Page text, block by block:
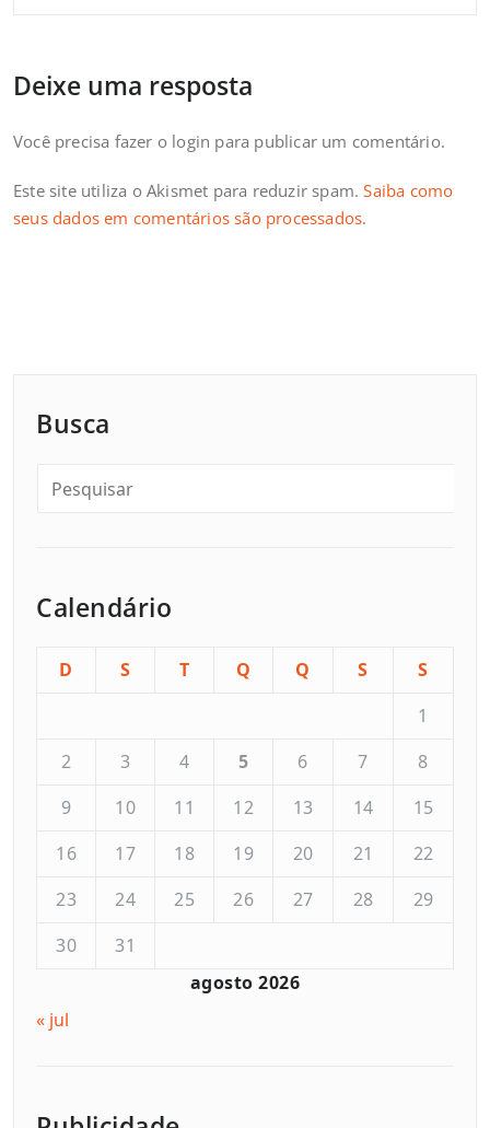
Deixe uma resposta
Você precisa fazer o login para publicar um comentário.
Este site utiliza o Akismet para reduzir spam.Saiba como
seus dados em comentários são processados.
Busca
Calendário
agosto 2026
D S T Q Q S
S
1
2
3 4 5 6 7
8
9
10 11 12 13 14
15
16
17 18 19 20 21
22
23
24 25 26 27 28
29
30
31
« jul